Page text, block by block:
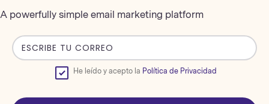
A powerfully simple email marketing platform
He leído y acepto la Política de Privacidad